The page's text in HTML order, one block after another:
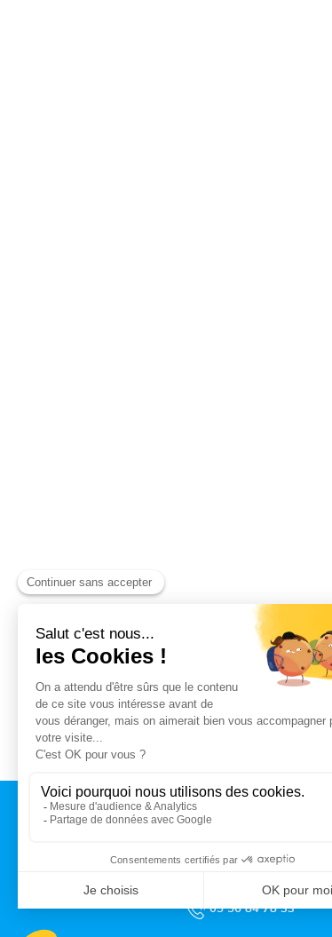
CONTACT
Rue du Professeur Arnozan
05 56 84 78 33